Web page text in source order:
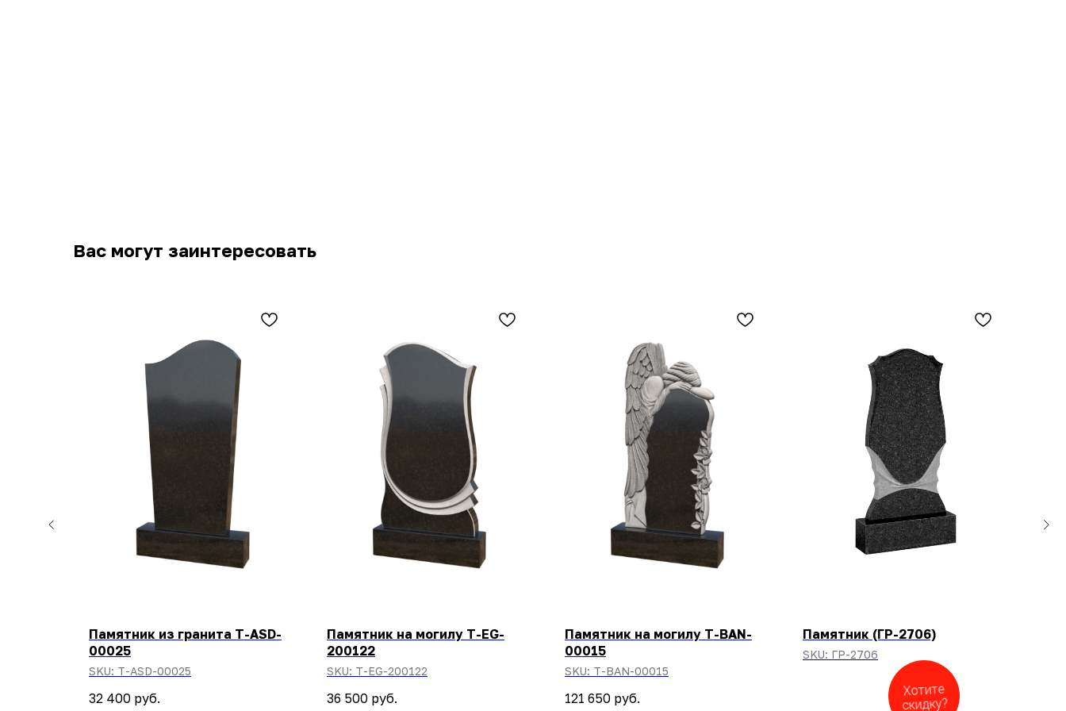
Вас могут заинтересовать
Памятник из гранита T-ASD-
00025
SKU: T-ASD-00025
32 400 руб.
Памятник на могилу T-EG-
200122
SKU: T-EG-200122
36 500 руб.
Памятник на могилу T-BAN-
00015
SKU: T-BAN-00015
121 650 руб.
Памятник (ГР-2706)
SKU: ГР-2706
Хотите
скидку?